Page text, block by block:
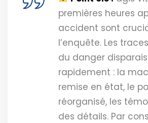
premières heures
accident sont
l’enquête. Les
du danger
rapidement : la
remise en état, le
réorganisé, les
des détails. Par